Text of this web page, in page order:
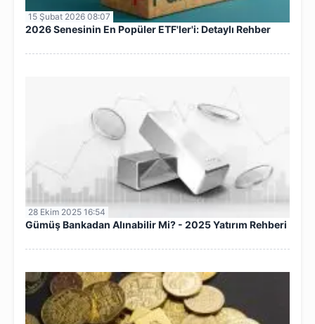
15 Şubat 2026 08:07
2026 Senesinin En Popüler ETF'ler'i: Detaylı Rehber
28 Ekim 2025 16:54
Gümüş Bankadan Alınabilir Mi? - 2025 Yatırım Rehberi